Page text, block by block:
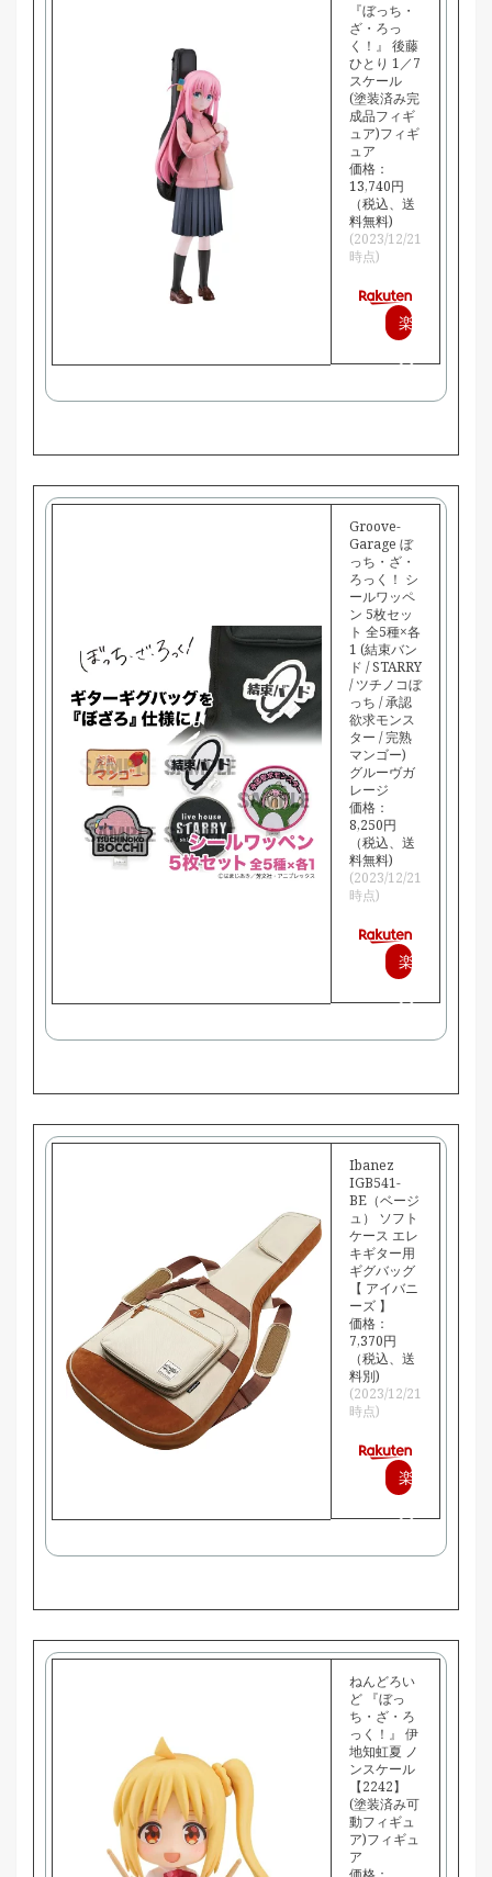
『ぼっち・
ざ・ろっ
く！』 後藤
ひとり 1／7
スケール
(塗装済み完
成品フィギ
ュア)フィギ
ュア
価格：
13,740円
（税込、送
料無料)
(2023/12/21
時点)
楽
Groove-
Garage ぼ
っち・ざ・
ろっく！ シ
ールワッペ
ン 5枚セッ
ト 全5種×各
1 (結束バン
ド / STARRY
/ ツチノコぼ
っち / 承認
欲求モンス
ター / 完熟
マンゴー)
グルーヴガ
レージ
価格：
8,250円
（税込、送
料無料)
(2023/12/21
時点)
楽
Ibanez
IGB541-
BE（ベージ
ュ） ソフト
ケース エレ
キギター用
ギグバッグ
【 アイバニ
ーズ 】
価格：
7,370円
（税込、送
料別)
(2023/12/21
時点)
楽
ねんどろい
ど 『ぼっ
ち・ざ・ろ
っく！』 伊
地知虹夏 ノ
ンスケール
【2242】
(塗装済み可
動フィギュ
ア)フィギュ
ア